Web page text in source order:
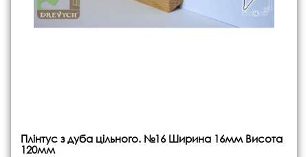
Плінтус з дуба цільного. №16 Ширина 16мм Висота
120мм